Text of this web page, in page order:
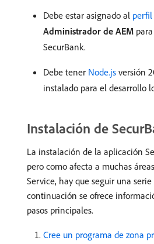
Debe estar asignado al perfil
Administrador de AEM
SecurBank.
Debe tener Node.js versión
instalado para el desarrollo
Instalación de
La instalación de la aplicación
pero como afecta a muchas
Service, hay que seguir una serie
continuación se ofrece
pasos principales.
Cree un programa de zona